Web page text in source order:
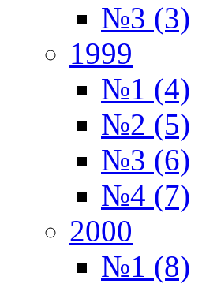
№3 (3)
1999
№1 (4)
№2 (5)
№3 (6)
№4 (7)
2000
№1 (8)